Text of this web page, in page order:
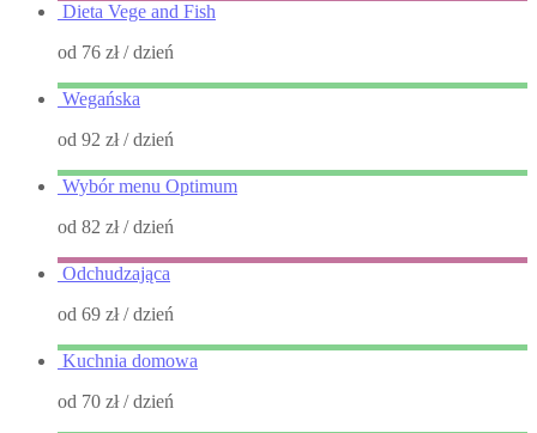
Dieta Vege and Fish
od 76 zł/ dzień
Wegańska
od 92 zł/ dzień
Wybór menu Optimum
od 82 zł/ dzień
Odchudzająca
od 69 zł/ dzień
Kuchnia domowa
od 70 zł/ dzień